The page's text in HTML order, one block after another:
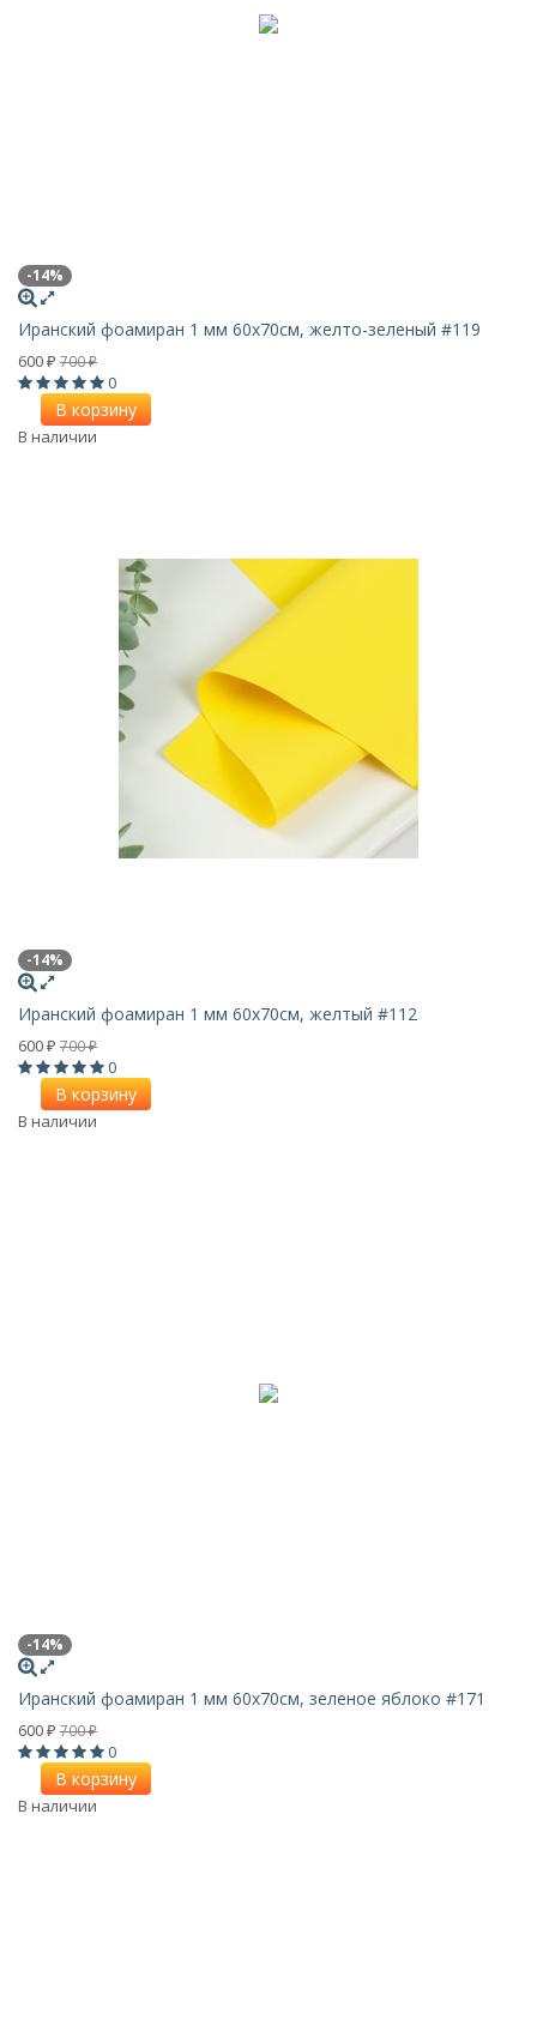
-14%
Иранский фоамиран 1 мм 60х70см, желто-зеленый #119
600 ₽ 700₽
0
В корзину
В наличии
-14%
Иранский фоамиран 1 мм 60х70см, желтый #112
600 ₽ 700₽
0
В корзину
В наличии
-14%
Иранский фоамиран 1 мм 60х70см, зеленое яблоко #171
600 ₽ 700₽
0
В корзину
В наличии